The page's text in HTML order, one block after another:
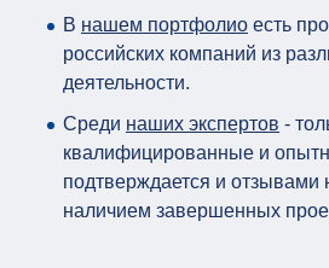
В нашем портфолио есть
российских компаний из
деятельности.
Среди наших экспертов -
квалифицированные и
подтверждается и отзывами
наличием завершенных